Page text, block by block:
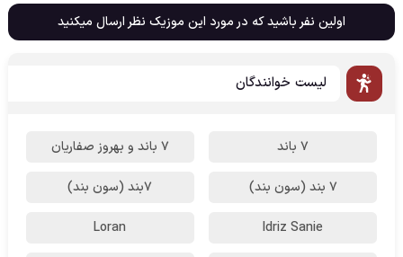
اولین نفر باشید که در مورد این موزیک نظر ارسال میکنید
لیست خوانندگان
7 باند 7 باند و بهروز صفاریان
7 بند (سون بند) ۷بند (سون بند)
Idriz Sanie
Loran